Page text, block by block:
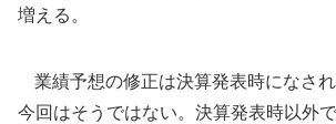
増える。
業績予想の修正は決算発表時になされ
今回はそうではない。決算発表時以外